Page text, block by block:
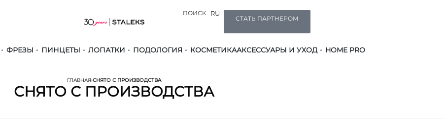
ПОИСК RU
СТАТЬ ПАРТНЕРОМ
ФРЕЗЫ ПИНЦЕТЫ ЛОПАТКИ ПОДОЛОГИЯ КОСМЕТИКААКСЕССУАРЫ И УХОД HOME PRO
ГЛАВНАЯ›СНЯТО С ПРОИЗВОДСТВА
СНЯТО С ПРОИЗВОДСТВА